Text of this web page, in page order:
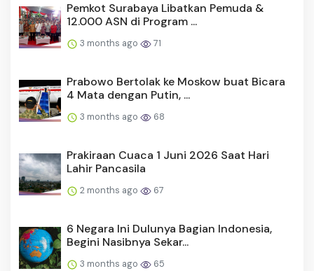
Pemkot Surabaya Libatkan Pemuda &
12.000 ASN di Program ...
3 months ago 71
Prabowo Bertolak ke Moskow buat Bicara
4 Mata dengan Putin, ...
3 months ago 68
Prakiraan Cuaca 1 Juni 2026 Saat Hari
Lahir Pancasila
2 months ago 67
6 Negara Ini Dulunya Bagian Indonesia,
Begini Nasibnya Sekar...
3 months ago 65